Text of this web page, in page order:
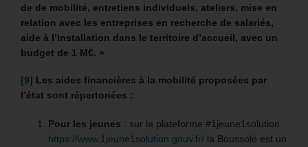
de de mobilité, entretiens individuels, ateliers, mise en
relation avec les entreprises en recherche de salariés,
aide à l’installation dans le territoire d’accueil, avec un
budget de 1 M€. »
[9] Les aides financières à la mobilité proposées par
l’état sont répertoriées :
Pour les jeunes : sur la plateforme #1jeune1solution
https://www.1jeune1solution.gouv.fr/ la Boussole est un